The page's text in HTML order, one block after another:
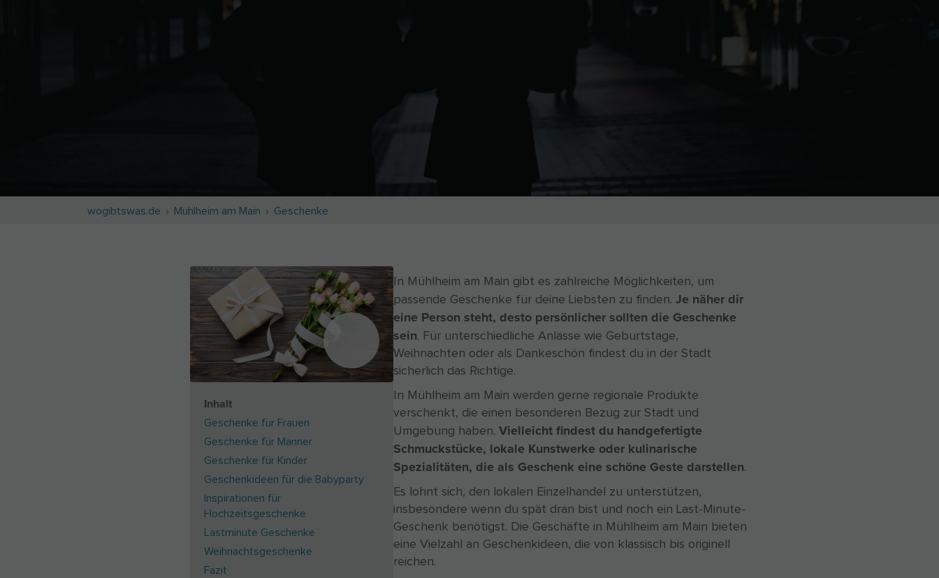
wogibtswas.de Mühlheim am Main Geschenke
Inhalt
Geschenke für Frauen
Geschenke für Männer
Geschenke für Kinder
Geschenkideen für die Babyparty
Inspirationen für
Hochzeitsgeschenke
Lastminute Geschenke
Weihnachtsgeschenke
Fazit
In Mühlheim am Main gibt es zahlreiche Möglichkeiten, um
passende Geschenke für deine Liebsten zu finden. Je näher dir
eine Person steht, desto persönlicher sollten die Geschenke
sein. Für unterschiedliche Anlässe wie Geburtstage,
Weihnachten oder als Dankeschön findest du in der Stadt
sicherlich das Richtige.
In Mühlheim am Main werden gerne regionale Produkte
verschenkt, die einen besonderen Bezug zur Stadt und
Umgebung haben. Vielleicht findest du handgefertigte
Schmuckstücke, lokale Kunstwerke oder kulinarische
Spezialitäten, die als Geschenk eine schöne Geste darstellen.
Es lohnt sich, den lokalen Einzelhandel zu unterstützen,
insbesondere wenn du spät dran bist und noch ein Last-Minute-
Geschenk benötigst. Die Geschäfte in Mühlheim am Main bieten
eine Vielzahl an Geschenkideen, die von klassisch bis originell
reichen.